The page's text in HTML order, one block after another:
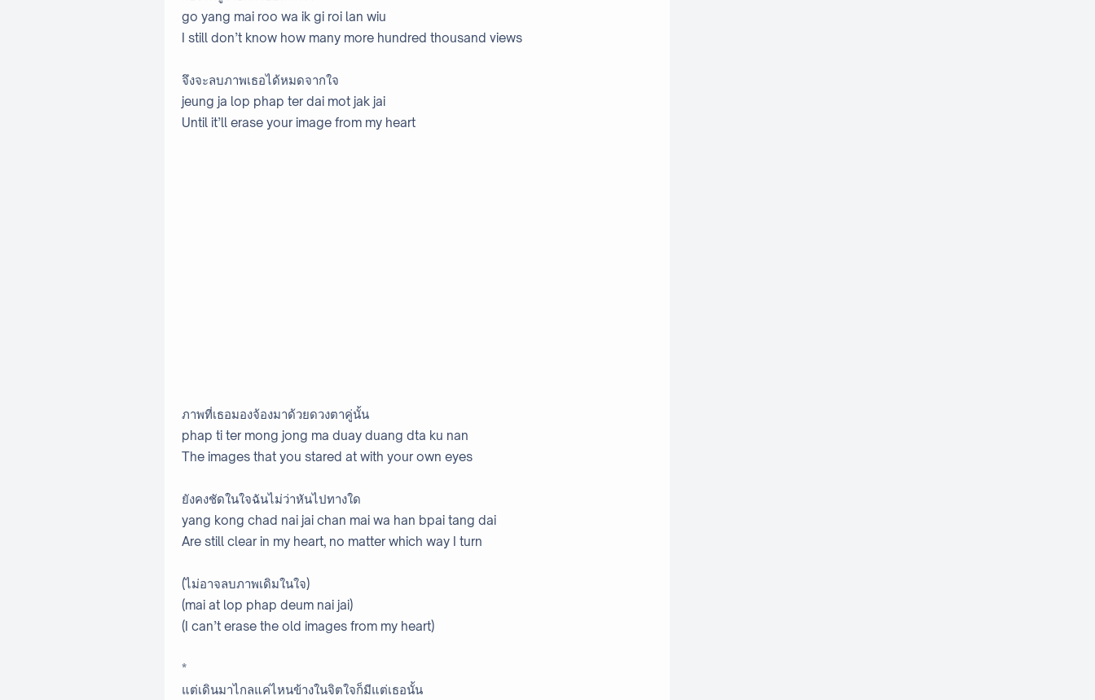
go yang mai roo wa ik gi roi lan wiu
I still don’t know how many more hundred thousand views
จึงจะลบภาพเธอได้หมดจากใจ
jeung ja lop phap ter dai mot jak jai
Until it’ll erase your image from my heart
ภาพที่เธอมองจ้องมาด้วยดวงตาคู่นั้น
phap ti ter mong jong ma duay duang dta ku nan
The images that you stared at with your own eyes
ยังคงชัดในใจฉันไม่ว่าหันไปทางใด
yang kong chad nai jai chan mai wa han bpai tang dai
Are still clear in my heart, no matter which way I turn
(ไม่อาจลบภาพเดิมในใจ)
(mai at lop phap deum nai jai)
(I can’t erase the old images from my heart)
*
แต่เดินมาไกลแค่ไหนข้างในจิตใจก็มีแต่เธอนั้น